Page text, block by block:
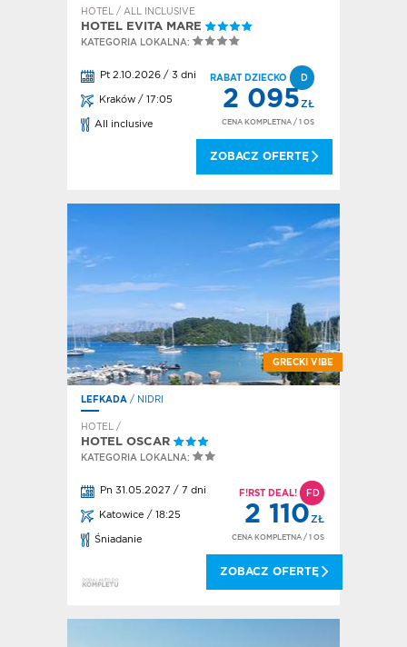
HOTEL / ALL INCLUSIVE
HOTEL EVITA MARE
KATEGORIA LOKALNA:
Pt 2.10.2026 / 3 dni
Kraków / 17:05
All inclusive
RABAT DZIECKO D
2 095ZŁ
CENA KOMPLETNA / 1 OS
ZOBACZ OFERTĘ
GRECKI VIBE
LEFKADA / NIDRI
HOTEL /
HOTEL OSCAR
KATEGORIA LOKALNA:
Pn 31.05.2027 / 7 dni
Katowice / 18:25
Śniadanie
F!RST DEAL! FD
2 110ZŁ
CENA KOMPLETNA / 1 OS
ZOBACZ OFERTĘ